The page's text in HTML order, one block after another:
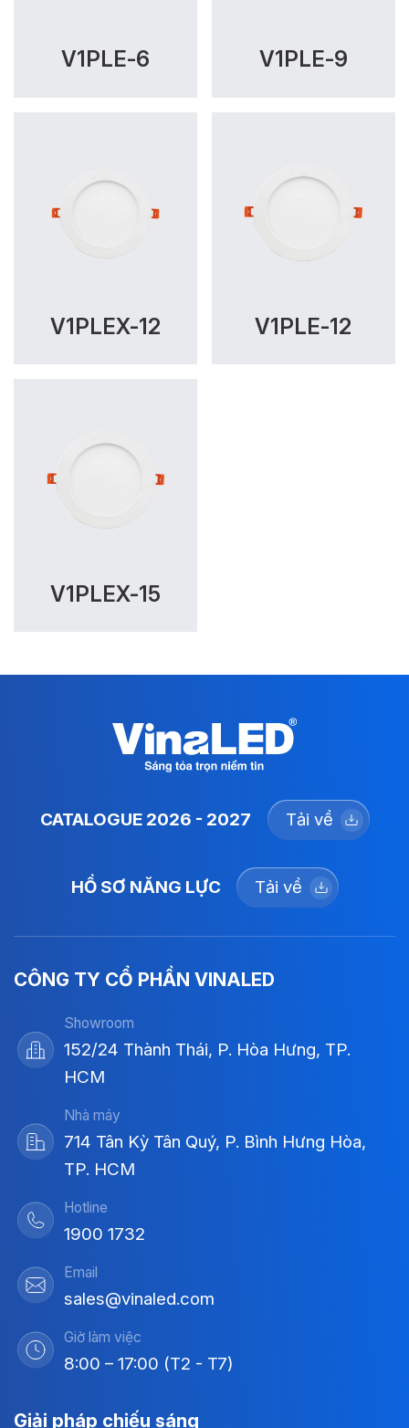
V1PLE-6 V1PLE-9
V1PLEX-12 V1PLE-12
V1PLEX-15
CATALOGUE 2026 - 2027 Tải về
HỒ SƠ NĂNG LỰC Tải về
CÔNG TY CỔ PHẦN VINALED
Showroom
152/24 Thành Thái, P. Hòa Hưng, TP.
HCM
Nhà máy
714 Tân Kỳ Tân Quý, P. Bình Hưng Hòa,
TP. HCM
Hotline
1900 1732
Email
sales@vinaled.com
Giờ làm việc
8:00 – 17:00 (T2 - T7)
Giải pháp chiếu sáng